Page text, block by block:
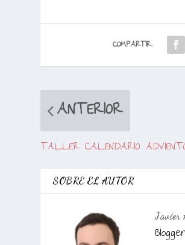
COMPARTIR:
ANTERIOR
TALLER CALENDARIO
SOBRE EL AUTOR
Javier